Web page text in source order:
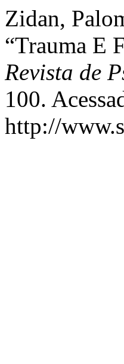
Zidan,
“Trauma E
Revista de
100.
http://